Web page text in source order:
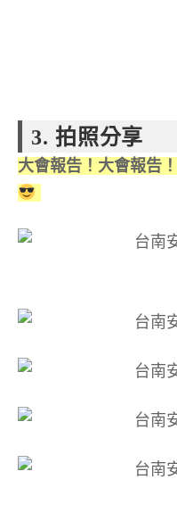
3. 拍照分享
大會報告！大會報告